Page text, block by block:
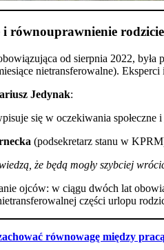
równouprawnienie
od sierpnia 2022,
nietransferowalne).
Jedynak:
się w oczekiwania społeczne
(podsekretarz stanu w
że będą mogły szybciej
ojców: w ciągu dwóch lat
części urlopu
równowagę między